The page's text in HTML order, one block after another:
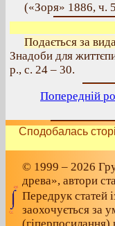
(«Зоря» 1886, ч.
Подається за
Знадоби для
р., с. 24 – 30.
Попередній
Сподобалась
© 1999 – 2026
древа», автори
Передрук статей
заохочується за